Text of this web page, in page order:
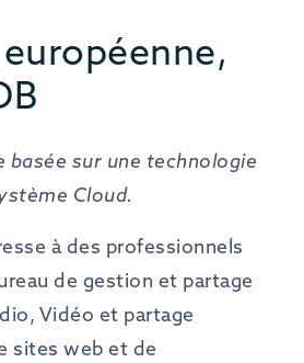
sur une technologie
Cloud.
à des professionnels
de gestion et partage
Vidéo et partage
sites web et de